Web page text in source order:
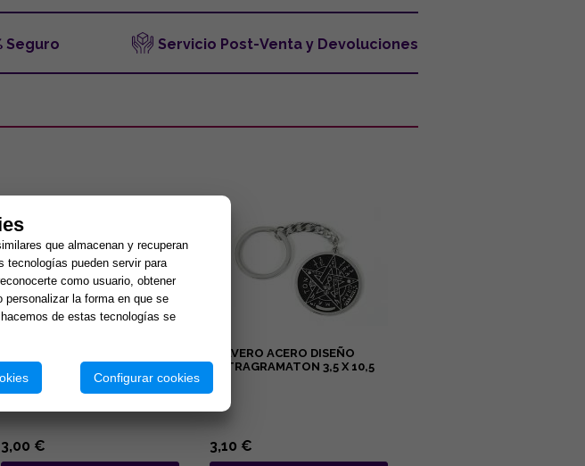
Seguro Servicio Post-Venta y Devoluciones
DISEÑO MANO DE FATIMA DE
COLORES Y OJOS TURCOS
7x25CM
3,00 €
LLAVERO ACERO DISEÑO
TETRAGRAMATON 3,5 X 10,5
3,10 €
que almacenan y recuperan
tecnologías pueden servir para
como usuario, obtener
la forma en que se
de estas tecnologías se
Configurar cookies